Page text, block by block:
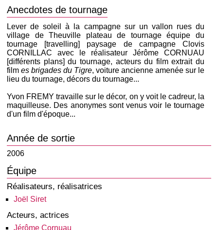
Anecdotes de tournage
Lever de soleil à la campagne sur un vallon rues du
village de Theuville plateau de tournage équipe du
tournage [travelling] paysage de campagne Clovis
CORNILLAC avec le réalisateur Jérôme CORNUAU
[différents plans] du tournage, acteurs du film extrait du
film es brigades du Tigre, voiture ancienne amenée sur le
lieu du tournage, décors du tournage...
Yvon FREMY travaille sur le décor, on y voit le cadreur, la
maquilleuse. Des anonymes sont venus voir le tournage
d'un film d'époque...
Année de sortie
2006
Équipe
Réalisateurs, réalisatrices
Joël Siret
Acteurs, actrices
Jérôme Cornuau